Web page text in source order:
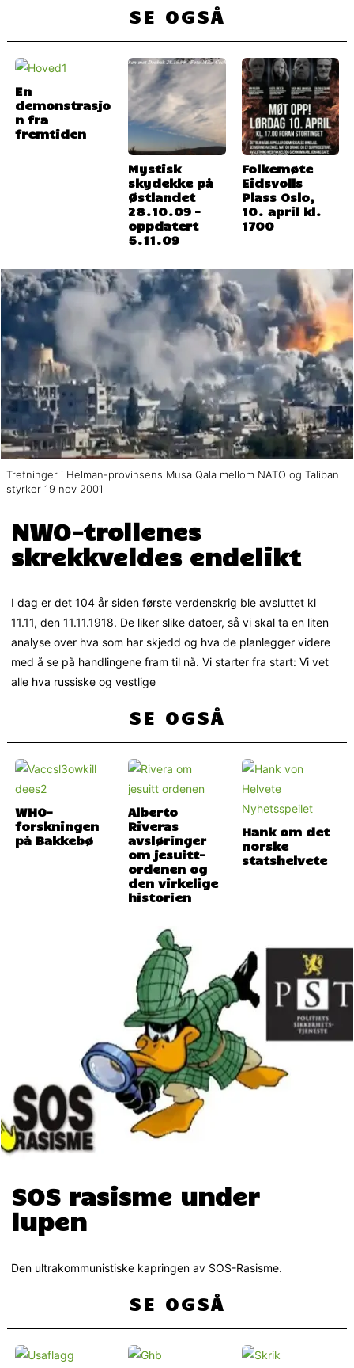
SE OGSÅ
En
demonstrasjo
n fra
fremtiden
Mystisk
skydekke på
Østlandet
28.10.09 –
oppdatert
5.11.09
Folkemøte
Eidsvolls
Plass Oslo,
10. april kl.
1700
Trefninger i Helman-provinsens Musa Qala mellom NATO og Taliban
styrker 19 nov 2001
NWO-trollenes
skrekkveldes endelikt
I dag er det 104 år siden første verdenskrig ble avsluttet kl
11.11, den 11.11.1918. De liker slike datoer, så vi skal ta en liten
analyse over hva som har skjedd og hva de planlegger videre
med å se på handlingene fram til nå. Vi starter fra start: Vi vet
alle hva russiske og vestlige
SE OGSÅ
WHO-
forskningen
Alberto
Riveras
avsløringer
om jesuitt-
ordenen og
den virkelige
historien
Hank om det
norske
statshelvete
SOS rasisme under
lupen
Den ultrakommunistiske kapringen av SOS-Rasisme.
SE OGSÅ